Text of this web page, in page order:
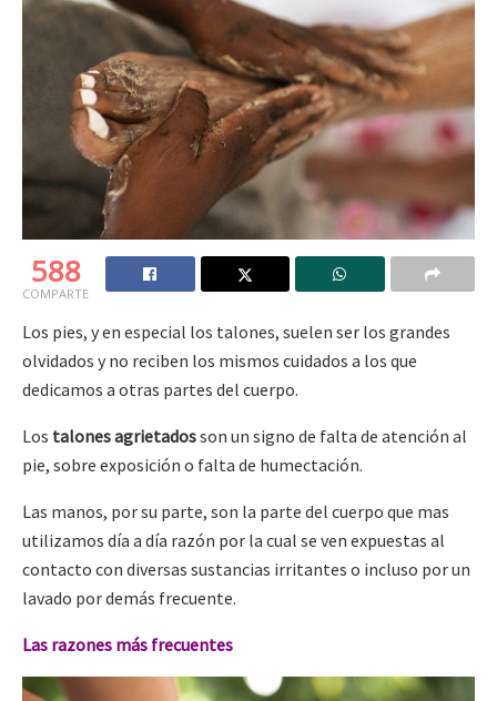
588
COMPARTE
Los pies, y en especial los talones, suelen ser los grandes
olvidados y no reciben los mismos cuidados a los que
dedicamos a otras partes del cuerpo.
Los talones agrietadosson un signo de falta de atención al
pie, sobre exposición o falta de humectación.
Las manos, por su parte, son la parte del cuerpo que mas
utilizamos día a día razón por la cual se ven expuestas al
contacto con diversas sustancias irritantes o incluso por un
lavado por demás frecuente.
Las razones más frecuentes